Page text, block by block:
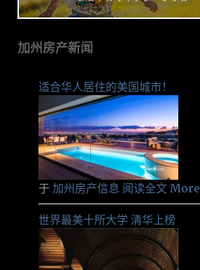
加州房产新闻
适合华人居住的美国城市！
于 加州房产信息 阅读全文 More
世界最美十所大学 清华上榜